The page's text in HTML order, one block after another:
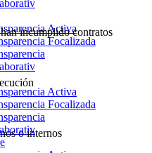
Activa
Focalizada
Activa
Focalizada
incumplido contratos
o internos